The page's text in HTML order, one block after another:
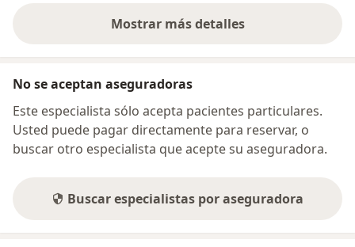
Mostrar más detalles
sobre la dirección
No se aceptan aseguradoras
Este especialista sólo acepta pacientes particulares.
Usted puede pagar directamente para reservar, o
buscar otro especialista que acepte su aseguradora.
Buscar especialistas por aseguradora